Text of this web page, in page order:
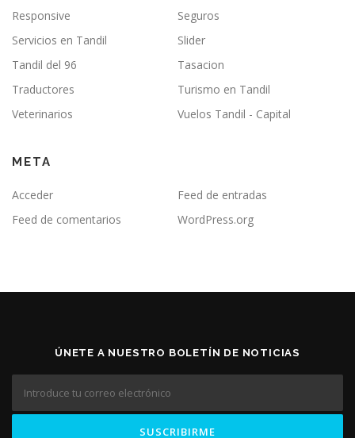
Responsive
Seguros
Servicios en Tandil
Slider
Tandil del 96
Tasacion
Traductores
Turismo en Tandil
Veterinarios
Vuelos Tandil - Capital
META
Acceder
Feed de entradas
Feed de comentarios
WordPress.org
ÚNETE A NUESTRO BOLETÍN DE NOTICIAS